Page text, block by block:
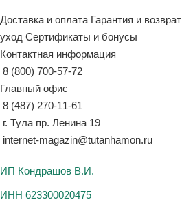
Доставка и оплата Гарантия и возврат
уход Сертификаты и бонусы
Контактная информация
8 (800) 700-57-72
Главный офис
8 (487) 270-11-61
г. Тула пр. Ленина 19
internet-magazin@tutanhamon.ru
ИП Кондрашов В.И.
ИНН 623300020475